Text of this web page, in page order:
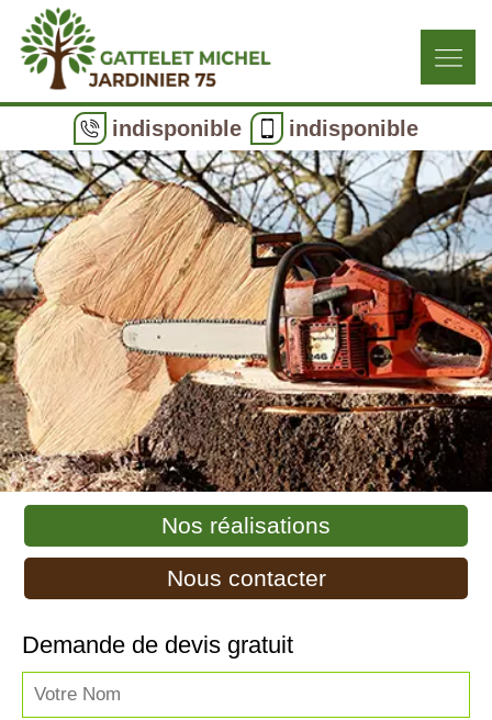
indisponible indisponible
Nos réalisations
Nous contacter
Demande de devis gratuit